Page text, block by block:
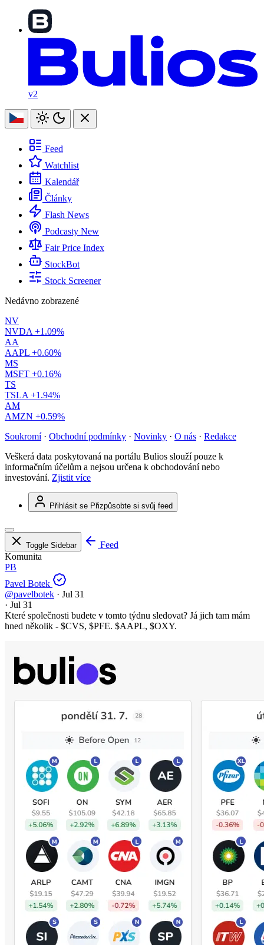
v2
Feed
Watchlist
Kalendář
Články
Flash News
Podcasty New
Fair Price Index
StockBot
Stock Screener
Nedávno zobrazené
NV
NVDA +1.09%
AA
AAPL +0.60%
MS
MSFT +0.16%
TS
TSLA +1.94%
AM
AMZN +0.59%
Soukromí · Obchodní podmínky · Novinky · O nás · Redakce
Veškerá data poskytovaná na portálu Bulios slouží pouze k
informačním účelům a nejsou určena k obchodování nebo
investování. Zjistit více
Přihlásit se Přizpůsobte si svůj feed
Toggle Sidebar
Feed
Komunita
PB
Pavel Botek
@pavelbotek · Jul 31
· Jul 31
Které společnosti budete v tomto týdnu sledovat? Já jich tam mám
hned několik - $CVS, $PFE. $AAPL, $OXY.